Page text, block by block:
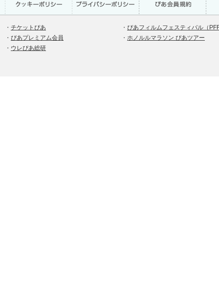
・ チケットぴあ
・ ぴあプレミアム会員
・ ウレぴあ総研
・ ぴあフィルムフェスティバル（
・ ホノルルマラソン ぴあツアー